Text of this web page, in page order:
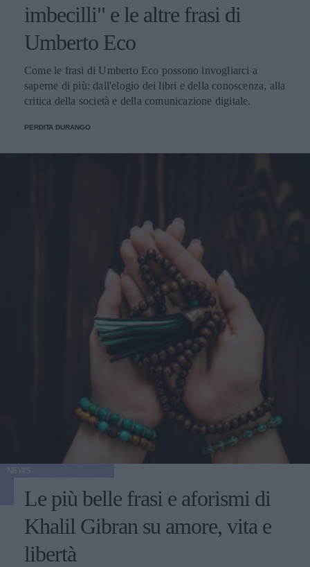
imbecilli" e le altre frasi di
Umberto Eco
Come le frasi di Umberto Eco possono invogliarci a
saperne di più: dall'elogio dei libri e della conoscenza, alla
critica della società e della comunicazione digitale.
PERDITA DURANGO
Le più belle frasi e aforismi di
Khalil Gibran su amore, vita e
libertà